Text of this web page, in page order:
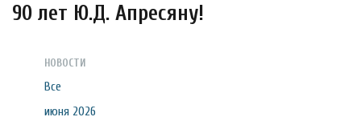
90 лет Ю.Д. Апресяну!
НОВОСТИ
Все
июня 2026